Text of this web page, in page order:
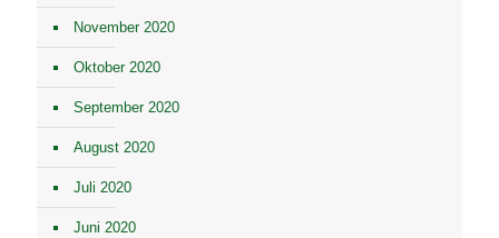
November 2020
Oktober 2020
September 2020
August 2020
Juli 2020
Juni 2020